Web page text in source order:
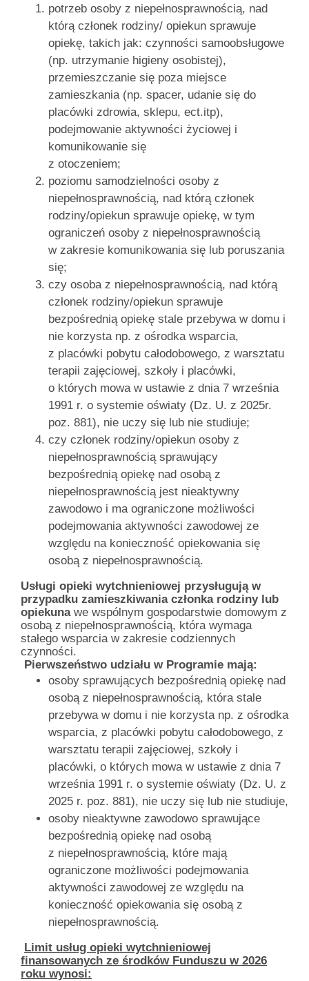
potrzeb osoby z niepełnosprawnością, nad
którą członek rodziny/ opiekun sprawuje
opiekę, takich jak: czynności samoobsługowe
(np. utrzymanie higieny osobistej),
przemieszczanie się poza miejsce
zamieszkania (np. spacer, udanie się do
placówki zdrowia, sklepu, ect.itp),
podejmowanie aktywności życiowej i
komunikowanie się
z otoczeniem;
poziomu samodzielności osoby z
niepełnosprawnością, nad którą członek
rodziny/opiekun sprawuje opiekę, w tym
ograniczeń osoby z niepełnosprawnością
w zakresie komunikowania się lub poruszania
się;
czy osoba z niepełnosprawnością, nad którą
członek rodziny/opiekun sprawuje
bezpośrednią opiekę stale przebywa w domu i
nie korzysta np. z ośrodka wsparcia,
z placówki pobytu całodobowego, z warsztatu
terapii zajęciowej, szkoły i placówki,
o których mowa w ustawie z dnia 7 września
1991 r. o systemie oświaty (Dz. U. z 2025r.
poz. 881), nie uczy się lub nie studiuje;
czy członek rodziny/opiekun osoby z
niepełnosprawnością sprawujący
bezpośrednią opiekę nad osobą z
niepełnosprawnością jest nieaktywny
zawodowo i ma ograniczone możliwości
podejmowania aktywności zawodowej ze
względu na konieczność opiekowania się
osobą z niepełnosprawnością.
Usługi opieki wytchnieniowej przysługują w
przypadku zamieszkiwania członka rodziny lub
opiekunawe wspólnym gospodarstwie domowym z
osobą z niepełnosprawnością, która wymaga
stałego wsparcia w zakresie codziennych
czynności.
Pierwszeństwo udziału w Programie mają:
osoby sprawujących bezpośrednią opiekę nad
osobą z niepełnosprawnością, która stale
przebywa w domu i nie korzysta np. z ośrodka
wsparcia, z placówki pobytu całodobowego, z
warsztatu terapii zajęciowej, szkoły i
placówki, o których mowa w ustawie z dnia 7
września 1991 r. o systemie oświaty (Dz. U. z
2025 r. poz. 881), nie uczy się lub nie studiuje,
osoby nieaktywne zawodowo sprawujące
bezpośrednią opiekę nad osobą
z niepełnosprawnością, które mają
ograniczone możliwości podejmowania
aktywności zawodowej ze względu na
konieczność opiekowania się osobą z
niepełnosprawnością.
Limit usług opieki wytchnieniowej
finansowanych ze środków Funduszu w 2026
roku wynosi: